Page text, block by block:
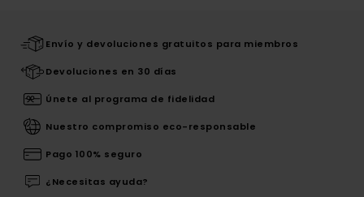
Envío y devoluciones gratuitos para miembros
Devoluciones en 30 días
Únete al programa de fidelidad
Nuestro compromiso eco-responsable
Pago 100% seguro
¿Necesitas ayuda?